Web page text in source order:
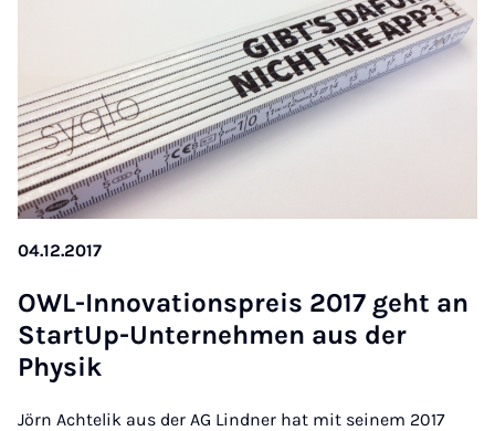
04.12.2017
OWL-In­nov­a­tion­spre­is 2017 ge­ht an
Star­tUp-Un­terneh­men aus der
Physik
Jörn Achtelik aus der AG Lindner hat mit seinem 2017